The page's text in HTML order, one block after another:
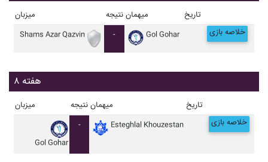
میزبان نتیجه میهمان تاریخ
Shams Azar Qazvin - Gol Gohar خلاصه بازی
هفته ۸
میزبان نتیجه میهمان تاریخ
Gol Gohar
- Esteghlal Khouzestan خلاصه بازی